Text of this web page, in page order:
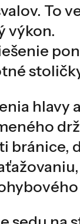
To
výkon.
hlavy